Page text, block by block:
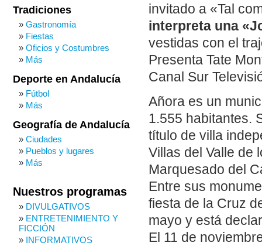
invitado a «Tal
interpreta una
vestidas con el
Presenta Tate
Canal Sur
Añora es un
1.555 habitantes.
título de villa
Villas del Valle de
Marquesado del
Entre sus
fiesta de la Cruz
mayo y está
El 11 de
Tradiciones
Gastronomía
Fiestas
Oficios y Costumbres
Más
Deporte en Andalucía
Fútbol
Más
Geografía de Andalucía
Ciudades
Pueblos y lugares
Más
Nuestros programas
DIVULGATIVOS
ENTRETENIMIENTO Y
FICCIÓN
INFORMATIVOS